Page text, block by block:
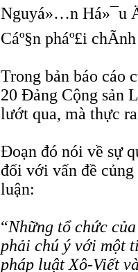
Nguyá»…n Há»¯u
Cáº§n pháº£i
Trong bản báo cáo
20 Đảng Cộng sản
lướt qua, mà thực
Đoạn đó nói về sự
đối với vấn đề
luận:
“Những tổ chức
phải chú ý với một
pháp luật Xô-Viết